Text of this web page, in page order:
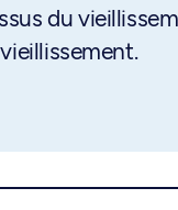
du